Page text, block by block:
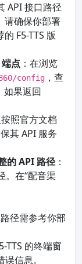
API 接口路径
请确保你部署
F5-TTS 版
点 ：在浏览
config ，查
如果返回
按照官方文档
其 API 服务
的 API 路径：
。在“配音渠
路径需参考你部
TTS 的终端窗
信息。